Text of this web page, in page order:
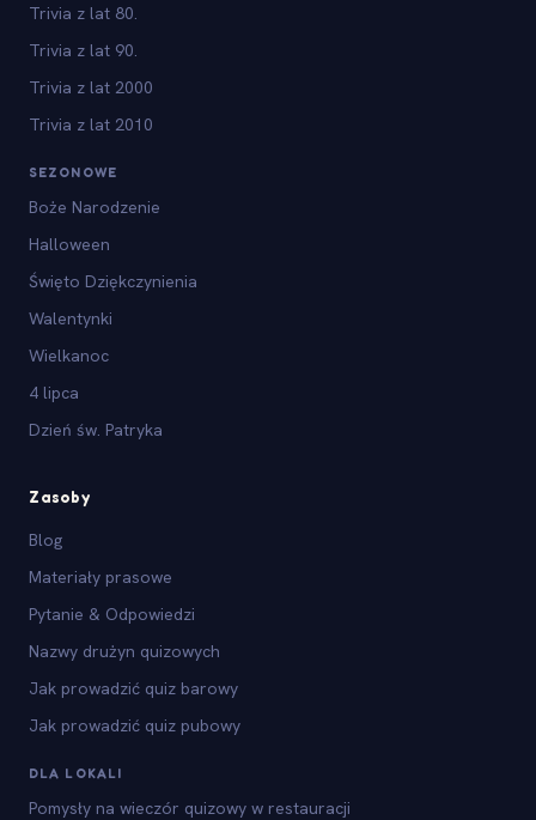
Trivia z lat 80.
Trivia z lat 90.
Trivia z lat 2000
Trivia z lat 2010
SEZONOWE
Boże Narodzenie
Halloween
Święto Dziękczynienia
Walentynki
Wielkanoc
4 lipca
Dzień św. Patryka
Zasoby
Blog
Materiały prasowe
Pytanie & Odpowiedzi
Nazwy drużyn quizowych
Jak prowadzić quiz barowy
Jak prowadzić quiz pubowy
DLA LOKALI
Pomysły na wieczór quizowy w restauracji